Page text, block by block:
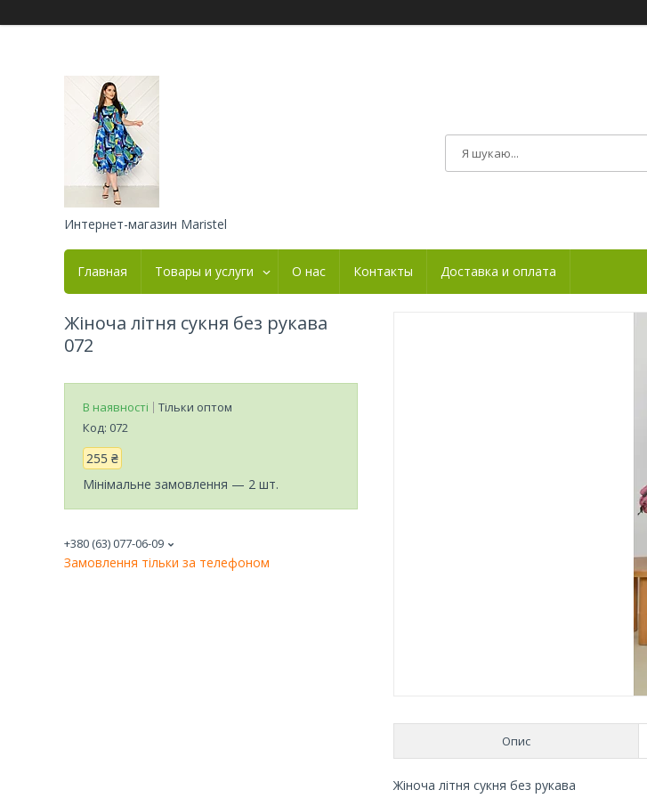
Интернет-магазин Maristel
Главная Товары и услуги О нас Контакты Доставка и оплата
Опис
Жіноча літня сукня без рукава
Жіноча літня сукня без рукава
072
В наявності
Тільки оптом
Код: 072
255 ₴
Мінімальне замовлення — 2 шт.
+380 (63) 077-06-09
Замовлення тільки за телефоном